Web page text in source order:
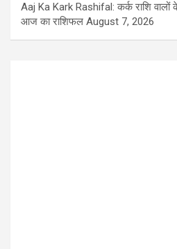
Aaj Ka Kark Rashifal: कर्क राशि
आज का राशिफल August 7, 2026